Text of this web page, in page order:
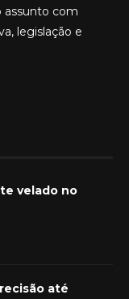
assunto com
legislação e
velado no
até